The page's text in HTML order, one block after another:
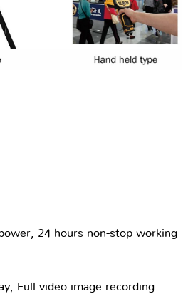
24 hours non-stop working
Full video image recording